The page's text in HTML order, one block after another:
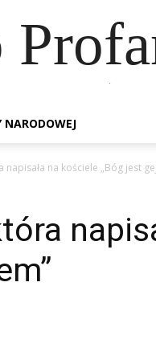
NARODOWEJ
na kościele „Bóg jest